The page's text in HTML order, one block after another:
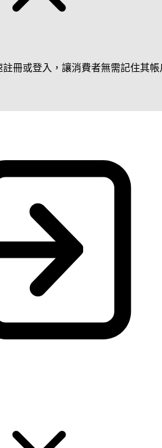
冊或登入，讓消費者無需記住其帳